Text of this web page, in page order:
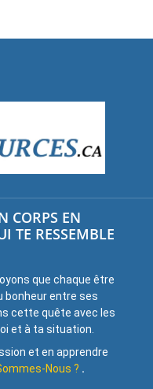
CORPS EN
TE RESSEMBLE
que chaque être
bonheur entre ses
cette quête avec les
et à ta situation.
et en apprendre
Nous ? .